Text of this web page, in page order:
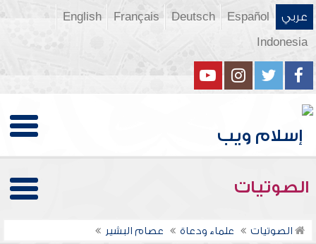
عربي Español
Deutsch
Français
English
Indonesia
الصوتيات
الصوتيات علماء ودعاة عصام البشير